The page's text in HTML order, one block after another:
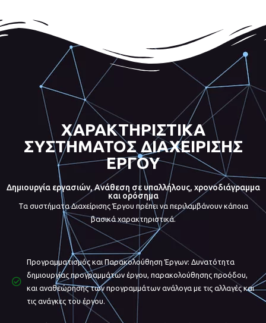
ΧΑΡΑΚΤΗΡΙΣΤΙΚΑ
ΣΥΣΤΗΜΑΤΟΣ ΔΙΑΧΕΙΡΙΣΗΣ
ΕΡΓΟΥ
Δημιουργία εργασιών, Ανάθεση σε υπαλλήλους, χρονοδιάγραμμα
και ορόσημα
Τα συστήματα Διαχείρισης Έργου πρέπει να περιλαμβάνουν κάποια
βασικά χαρακτηριστικά.
Προγραμματισμός και Παρακολούθηση Έργων: Δυνατότητα
δημιουργίας προγραμμάτων έργου, παρακολούθησης προόδου,
και αναθεώρησης των προγραμμάτων ανάλογα με τις αλλαγές και
τις ανάγκες του έργου.